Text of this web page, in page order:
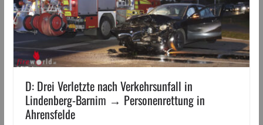
D: Drei Verletzte nach Verkehrsunfall in
Lindenberg-Barnim → Personenrettung in
Ahrensfelde